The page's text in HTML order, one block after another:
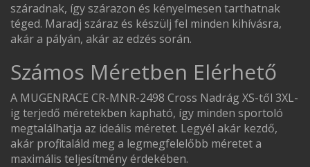
száradnak, így szárazon és kényelmesen tarthatnak
téged. Maradj száraz és készülj fel minden kihívásra,
akár a pályán, akár az edzés során.
Számos Méretben Elérhető
A MUGENRACE CR-MNR-2498 Cross Nadrág XS-től 3XL-
ig terjedő méretekben kapható, így minden sportoló
megtalálhatja az ideális méretet. Legyél akár kezdő,
akár profi, találd meg a legmegfelelőbb méretet a
maximális teljesítmény érdekében.